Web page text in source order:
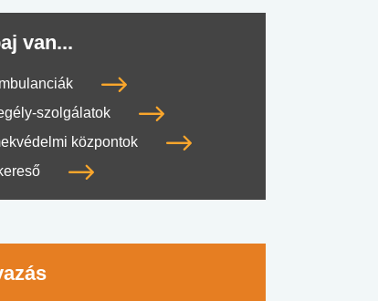
van...
szolgálatok
központok